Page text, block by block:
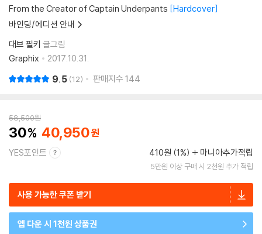
From the Creator of Captain Underpants Hardcover
바인딩/에디션 안내
대브 필키 글그림
Graphix
2017.10.31.
9.5 12 판매지수 144
58,500원
30 40,950
YES포인트 410원 (1%) 마니아추가적립
5만원 이상 구매 시 2천원 추가 적립
사용 가능한 쿠폰 받기
앱 다운 시 1천원 상품권